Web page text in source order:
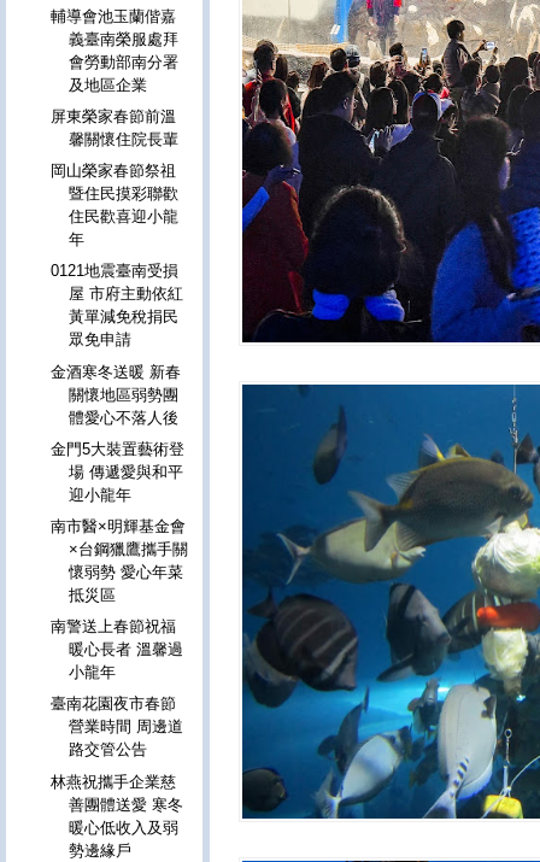
輔導會池玉蘭偕嘉
義臺南榮服處拜
會勞動部南分署
及地區企業
屏東榮家春節前溫
馨關懷住院長輩
岡山榮家春節祭祖
暨住民摸彩聯歡
住民歡喜迎小龍
年
0121地震臺南受損
屋 市府主動依紅
黃單減免稅捐民
眾免申請
金酒寒冬送暖 新春
關懷地區弱勢團
體愛心不落人後
金門5大裝置藝術登
場 傳遞愛與和平
迎小龍年
南市醫×明輝基金會
×台鋼獵鷹攜手關
懷弱勢 愛心年菜
抵災區
南警送上春節祝福
暖心長者 溫馨過
小龍年
臺南花園夜市春節
營業時間 周邊道
路交管公告
林燕祝攜手企業慈
善團體送愛 寒冬
暖心低收入及弱
勢邊緣戶